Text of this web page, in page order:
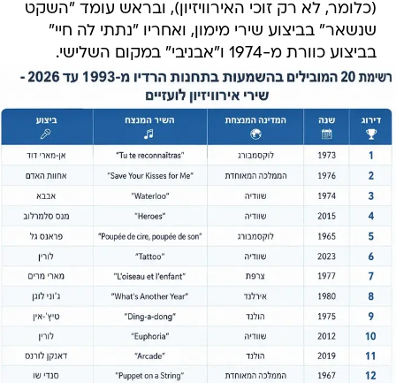
(כלומר, לא רק זוכי האירוויזיון), ובראש עומד "השקט
שנשאר" בביצוע שירי מימון, ואחריו "נתתי לה חיי"
בביצוע כוורת מ-1974 ו"אבניבי" במקום השלישי.